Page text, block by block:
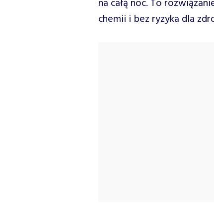
na całą noc. To
chemii i bez ryzyka dla